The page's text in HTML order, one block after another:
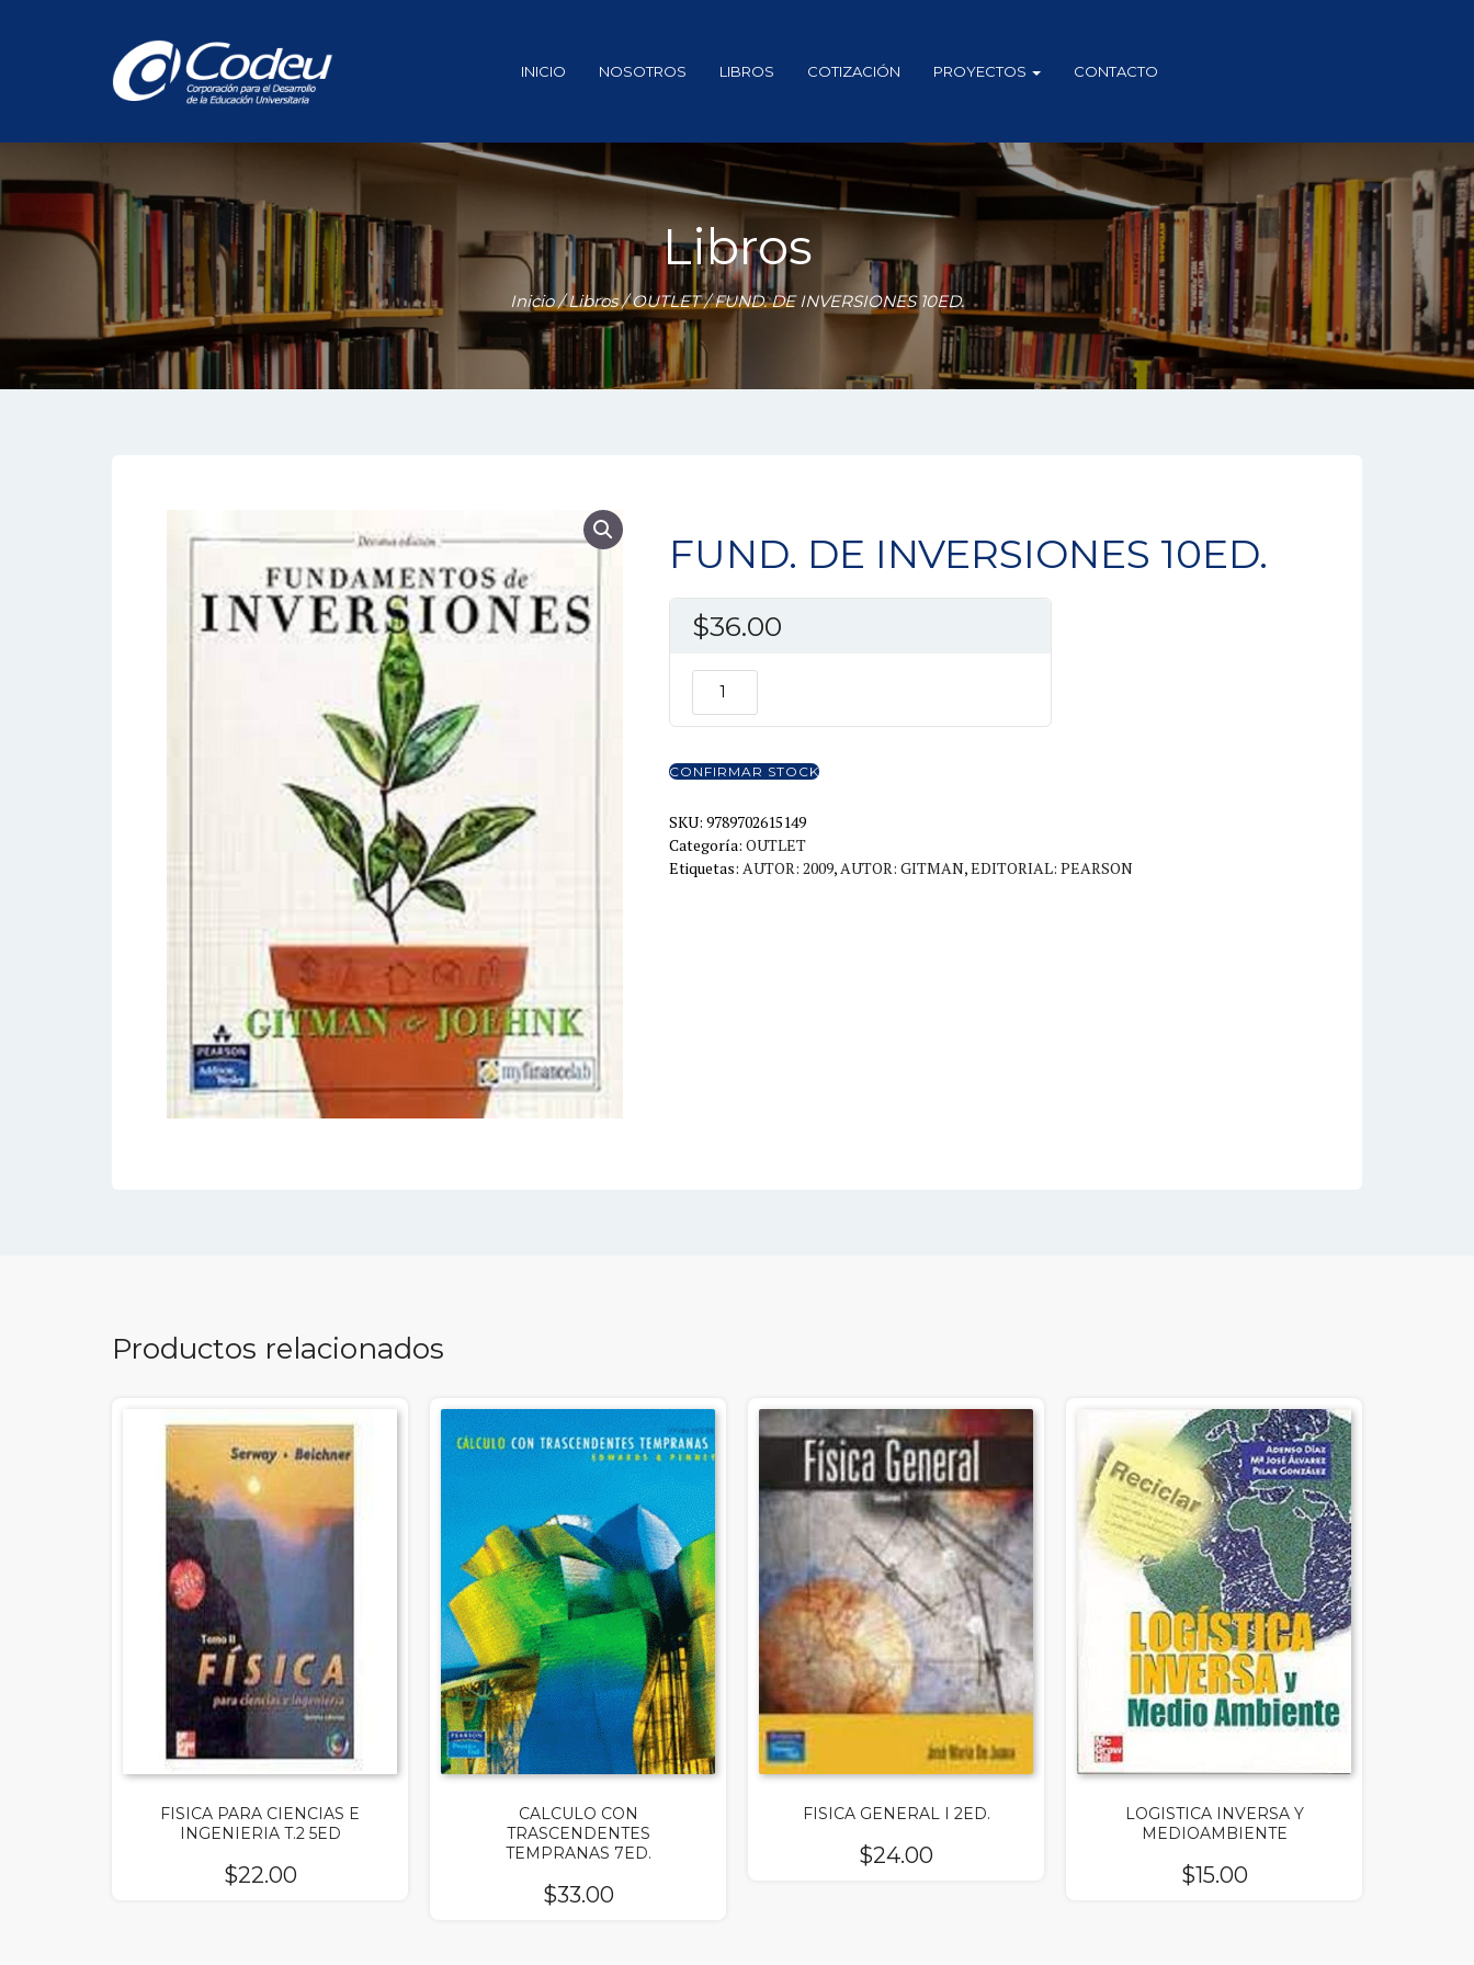
INICIO NOSOTROS LIBROS COTIZACIÓN PROYECTOS CONTACTO
Libros
Inicio/Libros/OUTLET/ FUND. DE INVERSIONES 10ED.
FUND. DE INVERSIONES 10ED.
$36.00
FUND.
DE
10ED.
CONFIRMAR STOCK
SKU: 9789702615149
Categoría: OUTLET
Etiquetas: AUTOR: 2009,AUTOR: GITMAN,EDITORIAL: PEARSON
Productos relacionados
FISICA PARA CIENCIAS E
INGENIERIA T.2 5ED
$22.00
CALCULO CON
TRASCENDENTES
TEMPRANAS 7ED.
$33.00
FISICA GENERAL I 2ED.
$24.00
LOGISTICA INVERSA Y
MEDIOAMBIENTE
$15.00